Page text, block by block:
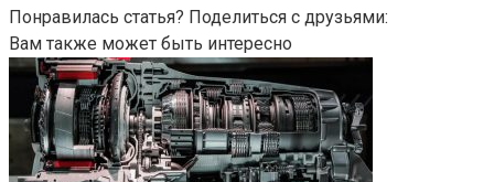
Понравилась статья? Поделиться с друзьями:
Вам также может быть интересно